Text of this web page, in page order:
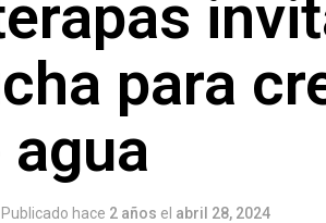
para
agua
Publicado hace 2 años el abril 28, 2024